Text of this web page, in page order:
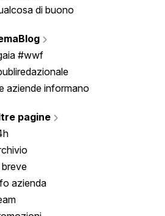
di buono
#wwf
aziende informano
pagine
breve
azienda